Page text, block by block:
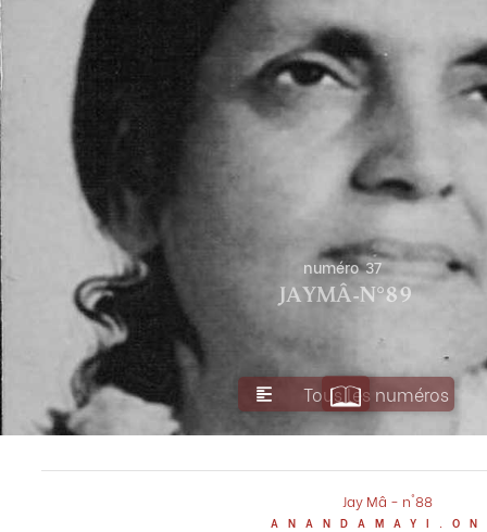
numéro 37
JayMâ-n°89
Tous les numéros
Jay Mâ - n°88
NUMERO 37